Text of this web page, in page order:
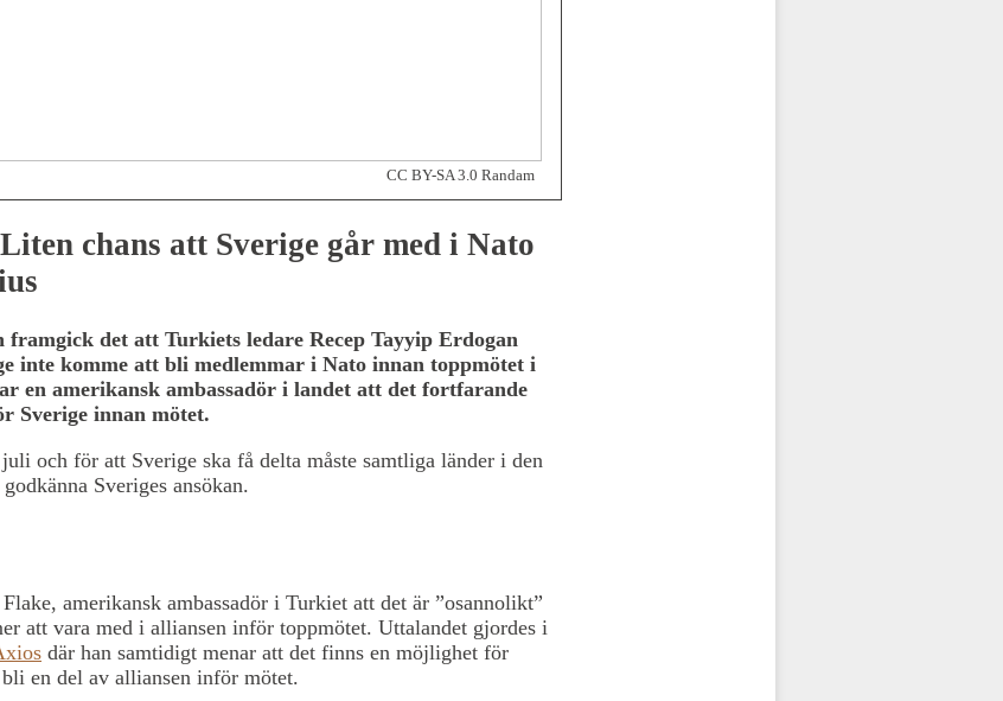
CC BY-SA 3.0 Randam
chans att Sverige går med i Nato
framgick det att Turkiets ledare Recep Tayyip Erdogan
inte komme att bli medlemmar i Nato innan toppmötet i
en amerikansk ambassadör i landet att det fortfarande
Sverige innan mötet.
och för att Sverige ska få delta måste samtliga länder i den
Sveriges ansökan.
amerikansk ambassadör i Turkiet att det är ”osannolikt”
att vara med i alliansen inför toppmötet. Uttalandet gjordes i
där han samtidigt menar att det finns en möjlighet för
en del av alliansen inför mötet.